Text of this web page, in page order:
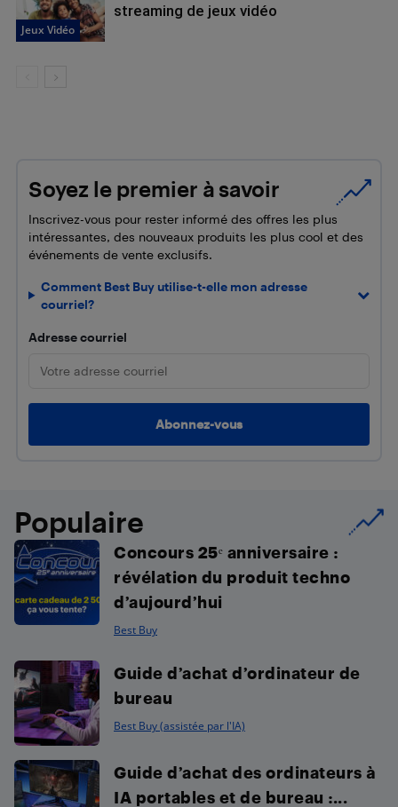
Jeux Vidéo
streaming de jeux vidéo
Soyez le premier à savoir
Inscrivez-vous pour rester informé des offres les plus
intéressantes, des nouveaux produits les plus cool et des
événements de vente exclusifs.
Comment Best Buy utilise-t-elle mon adresse
courriel?
Adresse courriel
Populaire
Concours 25ᵉ anniversaire :
révélation du produit techno
d’aujourd’hui
Best Buy
Guide d’achat d’ordinateur de
bureau
Best Buy (assistée par l'IA)
Guide d’achat des ordinateurs à
IA portables et de bureau :...